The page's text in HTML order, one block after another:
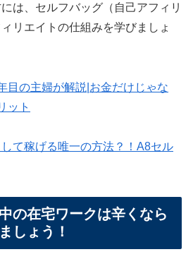
は、セルフバッグ（自己アフィリ
リエイトの仕組みを学びましょ
目の主婦が解説|お金だけじゃな
ット
て稼げる唯一の方法？！A8セル
の在宅ワークは辛くなら
しょう！